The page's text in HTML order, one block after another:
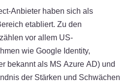
Anbieter haben sich als
etabliert. Zu den
vor allem US-
wie Google Identity,
bekannt als MS Azure AD) und
der Stärken und Schwächen